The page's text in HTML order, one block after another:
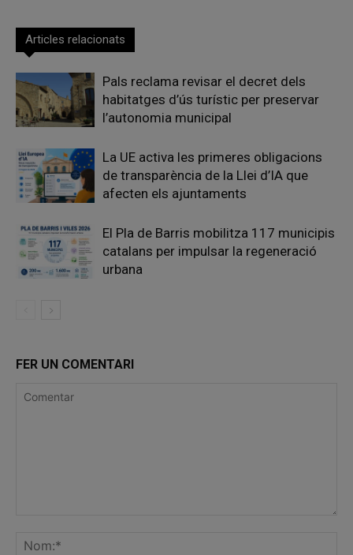
Articles relacionats
Pals reclama revisar el decret dels
habitatges d’ús turístic per preservar
l’autonomia municipal
La UE activa les primeres obligacions
de transparència de la Llei d’IA que
afecten els ajuntaments
El Pla de Barris mobilitza 117 municipis
catalans per impulsar la regeneració
urbana
FER UN COMENTARI